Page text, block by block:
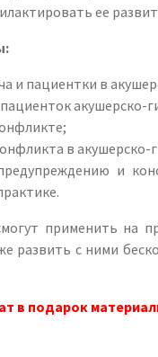
ее
и пациентки в
акушерско-
в акушерско-
и
применить на
развить с ними
в подарок